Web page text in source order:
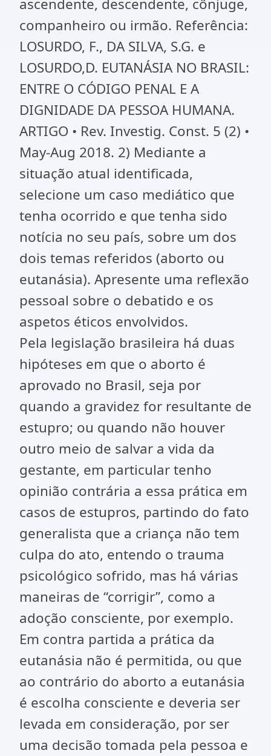
ascendente, descendente, cônjuge,
companheiro ou irmão. Referência:
LOSURDO, F., DA SILVA, S.G. e
LOSURDO,D. EUTANÁSIA NO BRASIL:
ENTRE O CÓDIGO PENAL E A
DIGNIDADE DA PESSOA HUMANA.
ARTIGO • Rev. Investig. Const. 5 (2) •
May-Aug 2018. 2) Mediante a
situação atual identificada,
selecione um caso mediático que
tenha ocorrido e que tenha sido
notícia no seu país, sobre um dos
dois temas referidos (aborto ou
eutanásia). Apresente uma reflexão
pessoal sobre o debatido e os
aspetos éticos envolvidos.
Pela legislação brasileira há duas
hipóteses em que o aborto é
aprovado no Brasil, seja por
quando a gravidez for resultante de
estupro; ou quando não houver
outro meio de salvar a vida da
gestante, em particular tenho
opinião contrária a essa prática em
casos de estupros, partindo do fato
generalista que a criança não tem
culpa do ato, entendo o trauma
psicológico sofrido, mas há várias
maneiras de “corrigir”, como a
adoção consciente, por exemplo.
Em contra partida a prática da
eutanásia não é permitida, ou que
ao contrário do aborto a eutanásia
é escolha consciente e deveria ser
levada em consideração, por ser
uma decisão tomada pela pessoa e